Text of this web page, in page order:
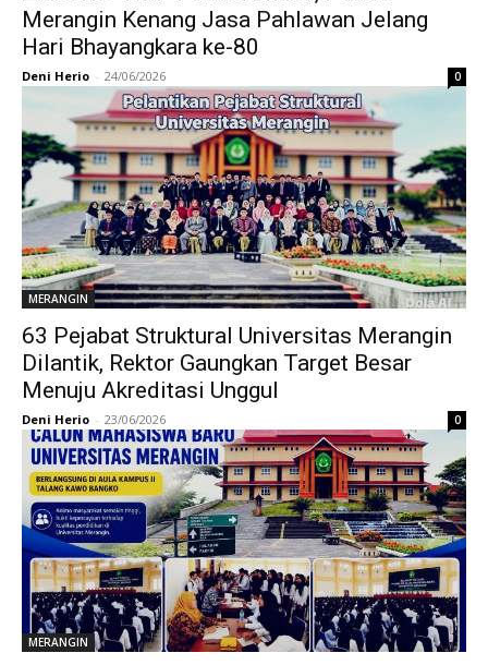
Merangin Kenang Jasa Pahlawan Jelang
Hari Bhayangkara ke-80
Deni Herio - 24/06/2026 0
MERANGIN
63 Pejabat Struktural Universitas Merangin
Dilantik, Rektor Gaungkan Target Besar
Menuju Akreditasi Unggul
Deni Herio - 23/06/2026 0
MERANGIN